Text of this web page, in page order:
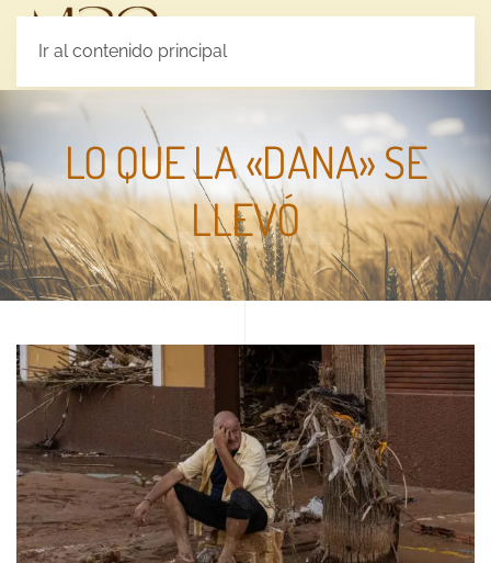
Ir al contenido principal
LO QUE LA «DANA» SE
LLEVÓ